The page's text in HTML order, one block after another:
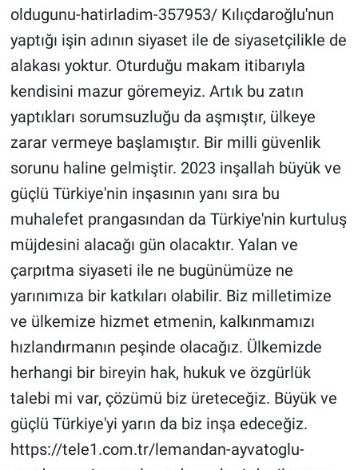
oldugunu-hatirladim-357953/ Kılıçdaroğlu'nun
yaptığı işin adının siyaset ile de siyasetçilikle de
alakası yoktur. Oturduğu makam itibarıyla
kendisini mazur göremeyiz. Artık bu zatın
yaptıkları sorumsuzluğu da aşmıştır, ülkeye
zarar vermeye başlamıştır. Bir milli güvenlik
sorunu haline gelmiştir. 2023 inşallah büyük ve
güçlü Türkiye'nin inşasının yanı sıra bu
muhalefet prangasından da Türkiye'nin kurtuluş
müjdesini alacağı gün olacaktır. Yalan ve
çarpıtma siyaseti ile ne bugünümüze ne
yarınımıza bir katkıları olabilir. Biz milletimize
ve ülkemize hizmet etmenin, kalkınmamızı
hızlandırmanın peşinde olacağız. Ülkemizde
herhangi bir bireyin hak, hukuk ve özgürlük
talebi mi var, çözümü biz üreteceğiz. Büyük ve
güçlü Türkiye'yi yarın da biz inşa edeceğiz.
https://tele1.com.tr/lemandan-ayvatoglu-